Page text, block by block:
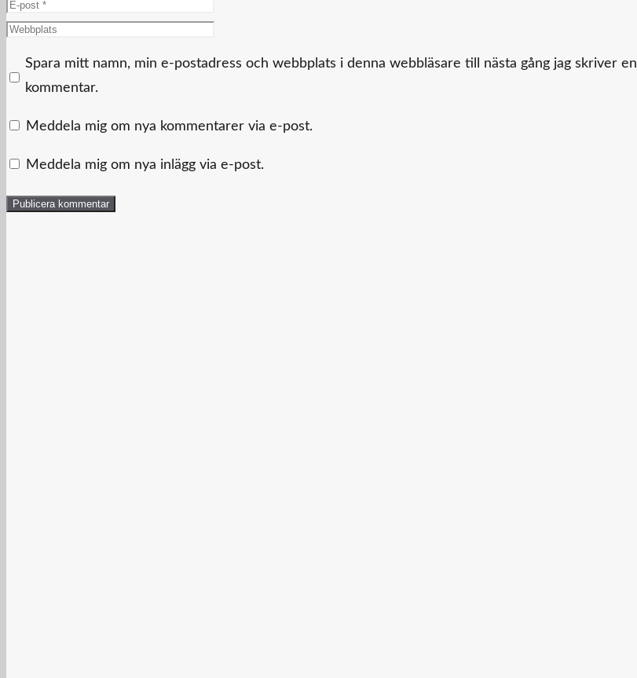
E-
post
Webbplats
Spara mitt namn, min e-postadress och webbplats i denna webbläsare till nästa gång jag skriver en
kommentar.
Meddela mig om nya kommentarer via e-post.
Meddela mig om nya inlägg via e-post.